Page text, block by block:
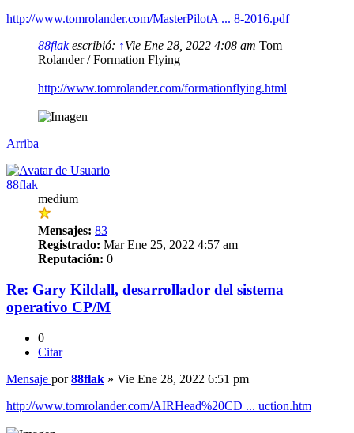
http://www.tomrolander.com/MasterPilotA ... 8-2016.pdf
88flakescribió: ↑Vie Ene 28, 2022 4:08 am Tom
Rolander / Formation Flying
http://www.tomrolander.com/formationflying.html
Arriba
88flak
medium
Mensajes: 83
Registrado: Mar Ene 25, 2022 4:57 am
Reputación: 0
Re: Gary Kildall, desarrollador del sistema
operativo CP/M
0
Citar
Mensaje por88flak » Vie Ene 28, 2022 6:51 pm
http://www.tomrolander.com/AIRHead%20CD ... uction.htm